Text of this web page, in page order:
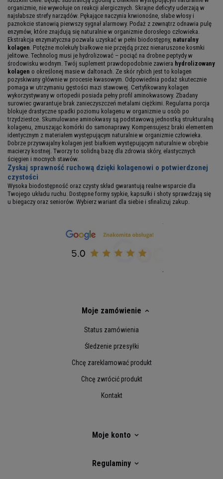
organizmie, nie wywołuje on reakcji alergicznych. Skrajne deficyty uderzają w
najsłabsze strefy narządów. Pękające naczynia krwionośne, słabe włosy i
paznokcie stanowią pierwszy sygnał alarmowy. Podaż z zewnątrz odnawia pulę
enzymów, które znajdują się naturalnie w organizmie dorosłego człowieka.
Ekstrakcja enzymatyczna pozwala uzyskać w pełni biodostępny, naturalny
kolagen . Potężne molekuły białkowe nie przejdą przez nienaruszone kosmki
jelitowe. Technolog musi je hydrolizować – pociąć na drobne peptydy w
środowisku wodnym. Twój suplement prawdopodobnie zawiera hydrolizowany
kolagen o określonej masie w daltonach. Ze skór rybich jest to kolagen
pozyskiwany głównie w procesie kwasowym. Odpowiednia podaż skutecznie
pomaga w utrzymaniu gęstości mazi stawowej. Certyfikowany kolagen
wykorzystywany w ortopedii posiada pełny profil aminokwasowy. Zbadany
surowiec gwarantuje brak zanieczyszczeń metalami ciężkimi. Regularna porcja
blokuje drastyczne spadki poziomu kolagenu w organizmie u osób po
trzydziestce. Skumulowane aminokwasy są podstawową jednostką strukturalną
kolagenu, zmuszając komórki do samonaprawy. Kompensujesz braki elementem
identycznym z materiałem występującym naturalnie w organizmie człowieka.
Dobrze przyswajalny kolagen jest białkiem występującym naturalnie w obrębie
macierzy kostnej. Tworzy to solidną bazę dla zdrowia skóry, elastycznych
ścięgien i mocnych stawów.
Zyskaj sprawność ruchową dzięki kolagenowi o potwierdzonej
czystości
Wysoka biodostępność oraz czysty skład gwarantują realne wsparcie dla
Twojego układu ruchu. Dostępne formy sypkie, kapsułki i shoty sprawdzają się
u biegaczy oraz seniorów. Wybierz wariant dla siebie i sfinalizuj zakup.
Moje zamówienie
Status zamówienia
Śledzenie przesyłki
Chcę zareklamować produkt
Chcę zwrócić produkt
Kontakt
Moje konto
Regulaminy